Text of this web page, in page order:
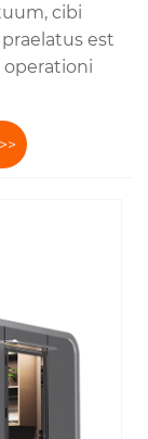
cibi
est